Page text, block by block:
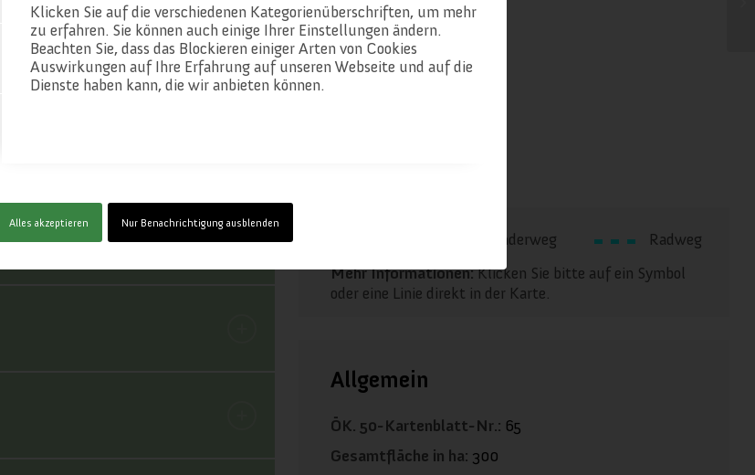
Klicken Sie auf die verschiedenen Kategorienüberschriften, um mehr
zu erfahren. Sie können auch einige Ihrer Einstellungen ändern.
Beachten Sie, dass das Blockieren einiger Arten von Cookies
Auswirkungen auf Ihre Erfahrung auf unseren Webseite und auf die
Dienste haben kann, die wir anbieten können.
Alles akzeptieren Nur Benachrichtigung ausblenden
Wanderweg
Radweg
Mehr Informationen:Klicken Sie bitte auf ein Symbol
oder eine Linie direkt in der Karte.
Allgemein
ÖK. 50-Kartenblatt-Nr.: 65
Gesamtfläche in ha: 300